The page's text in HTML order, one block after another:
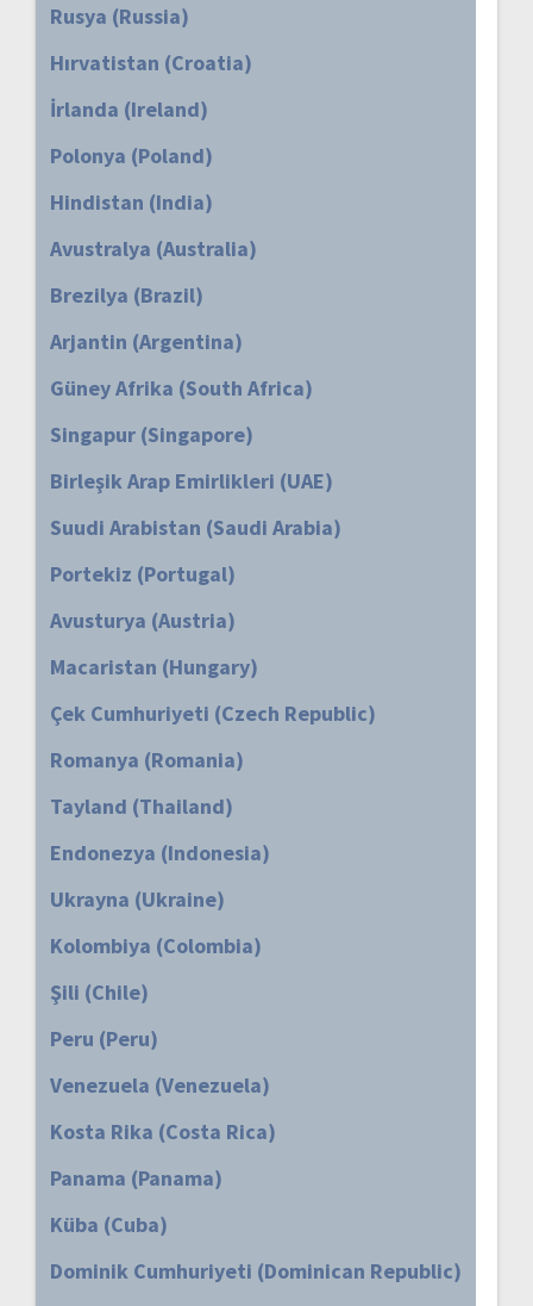
Rusya (Russia)
Hırvatistan (Croatia)
İrlanda (Ireland)
Polonya (Poland)
Hindistan (India)
Avustralya (Australia)
Brezilya (Brazil)
Arjantin (Argentina)
Güney Afrika (South Africa)
Singapur (Singapore)
Birleşik Arap Emirlikleri (UAE)
Suudi Arabistan (Saudi Arabia)
Portekiz (Portugal)
Avusturya (Austria)
Macaristan (Hungary)
Çek Cumhuriyeti (Czech Republic)
Romanya (Romania)
Tayland (Thailand)
Endonezya (Indonesia)
Ukrayna (Ukraine)
Kolombiya (Colombia)
Şili (Chile)
Peru (Peru)
Venezuela (Venezuela)
Kosta Rika (Costa Rica)
Panama (Panama)
Küba (Cuba)
Dominik Cumhuriyeti (Dominican Republic)